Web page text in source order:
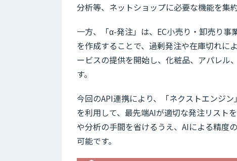
分析等、ネットショップに必要な機能を集
一方、「α-発注」は、EC小売り・卸売り
を作成することで、過剰発注や在庫切れに
ービスの提供を開始し、化粧品、アパレル
す。
今回のAPI連携により、「ネクストエンジ
を利用して、最先端AIが適切な発注リスト
や分析の手間を省けるうえ、AIによる精度
可能です。